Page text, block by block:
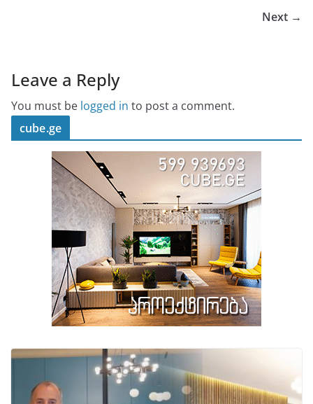
Next →
Leave a Reply
You must be logged in to post a comment.
cube.ge